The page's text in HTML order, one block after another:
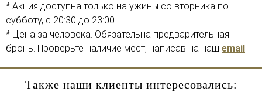
* Акция доступна только на ужины со вторника по
субботу, с 20:30 до 23:00.
* Цена за человека. Обязательна предварительная
бронь. Проверьте наличие мест, написав на наш email.
Также наши клиенты интересовались: